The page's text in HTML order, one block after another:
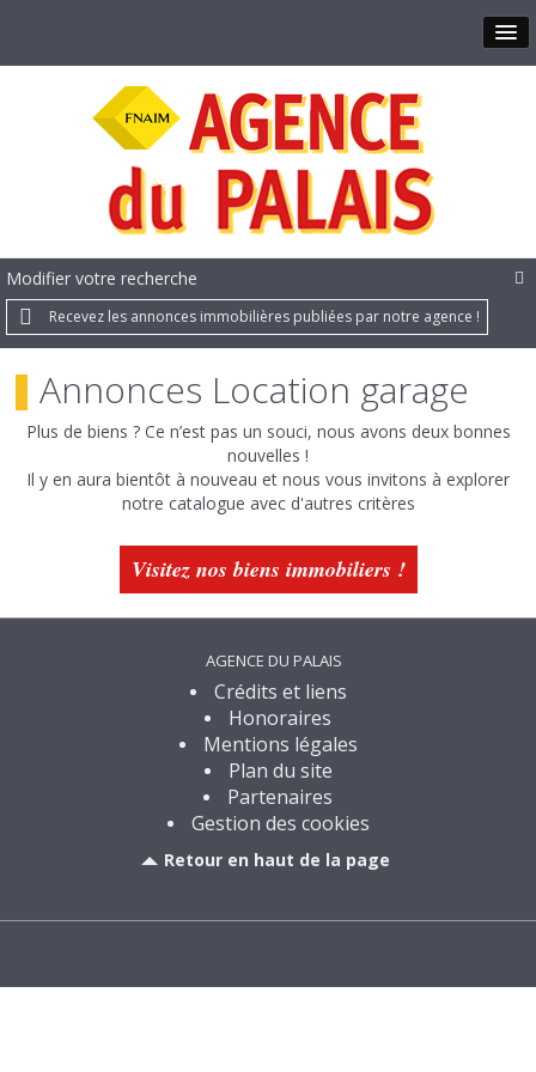
Modifier votre recherche
Recevez les annonces immobilières publiées par notre agence !
Annonces Location garage
Plus de biens ? Ce n’est pas un souci, nous avons deux bonnes
nouvelles !
Il y en aura bientôt à nouveau et nous vous invitons à explorer
notre catalogue avec d'autres critères
Visitez nos biens immobiliers !
AGENCE DU PALAIS
Crédits et liens
Honoraires
Mentions légales
Plan du site
Partenaires
Gestion des cookies
Retour en haut de la page